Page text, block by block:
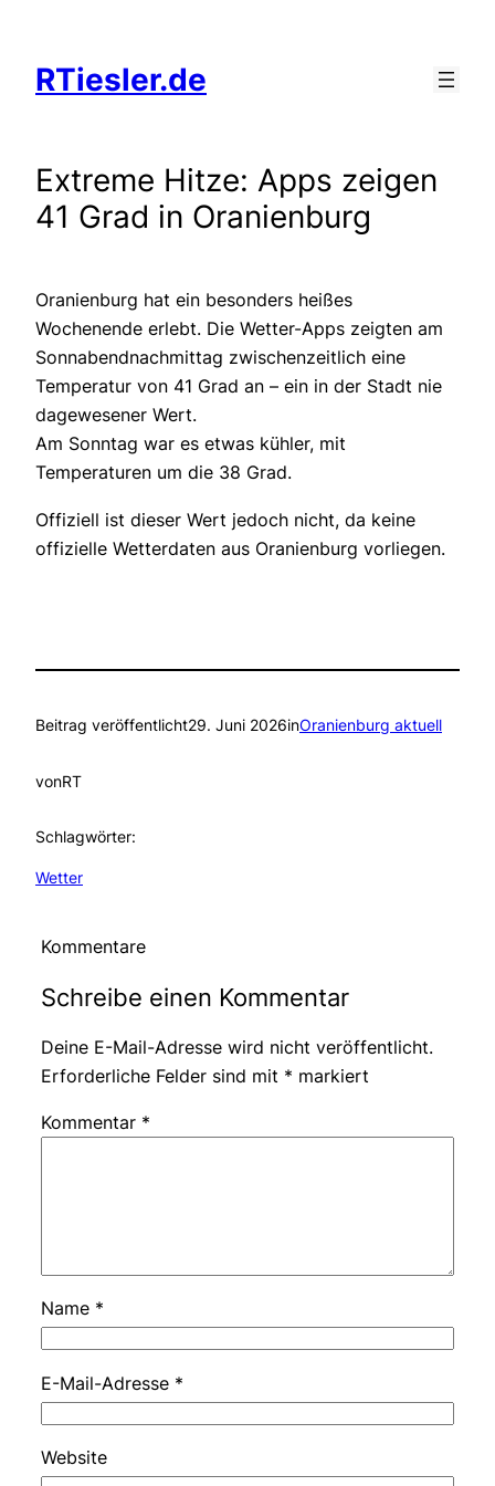
springen
RTiesler.de
Extreme Hitze: Apps zeigen
41 Grad in Oranienburg
Oranienburg hat ein besonders heißes
Wochenende erlebt. Die Wetter-Apps zeigten am
Sonnabendnachmittag zwischenzeitlich eine
Temperatur von 41 Grad an – ein in der Stadt nie
dagewesener Wert.
Am Sonntag war es etwas kühler, mit
Temperaturen um die 38 Grad.
Offiziell ist dieser Wert jedoch nicht, da keine
offizielle Wetterdaten aus Oranienburg vorliegen.
Beitrag veröffentlicht29. Juni 2026inOranienburg aktuell
vonRT
Schlagwörter:
Wetter
Kommentare
Schreibe einen Kommentar
Deine E-Mail-Adresse wird nicht veröffentlicht.
Erforderliche Felder sind mit * markiert
Kommentar *
Name *
E-Mail-Adresse *
Website